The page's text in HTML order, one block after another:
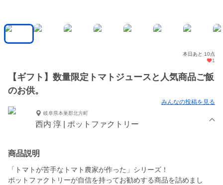
本日あと 10点
1
【ギフト】数量限定トマトジュースと人気商品ご飯
のお供。
みんなの投稿を見る
岐阜県本巣郡北方町
西内 淳 | ポットファクトリー
商品説明
「トマトが苦手なトマト農家が作った」シリーズ！
ポットファクトリーが自信を持ってお勧めする商品を詰めまし